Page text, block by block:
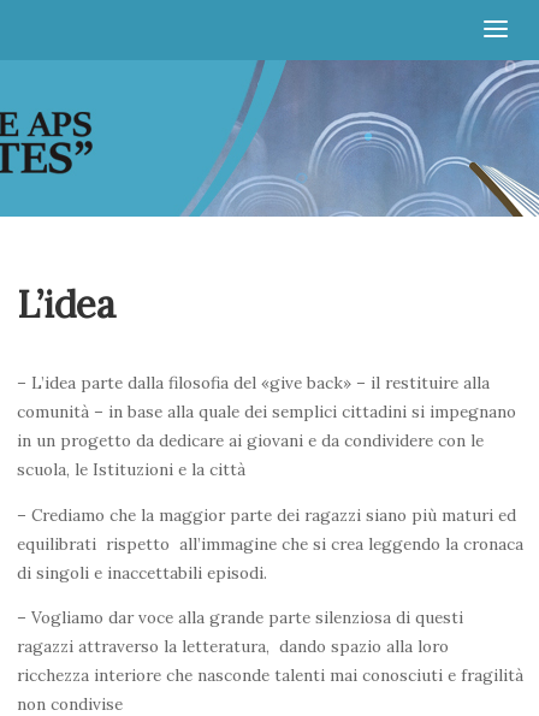
L’idea
– L’idea parte dalla filosofia del «give back» – il restituire alla
comunità – in base alla quale dei semplici cittadini si impegnano
in un progetto da dedicare ai giovani e da condividere con le
scuola, le Istituzioni e la città
– Crediamo che la maggior parte dei ragazzi siano più maturi ed
equilibrati rispetto all’immagine che si crea leggendo la cronaca
di singoli e inaccettabili episodi.
– Vogliamo dar voce alla grande parte silenziosa di questi
ragazzi attraverso la letteratura, dando spazio alla loro
ricchezza interiore che nasconde talenti mai conosciuti e fragilità
non condivise